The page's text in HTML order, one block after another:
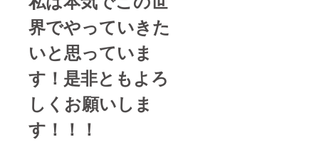
界でやっていきた
いと思っていま
す！是非ともよろ
しくお願いしま
す！！！